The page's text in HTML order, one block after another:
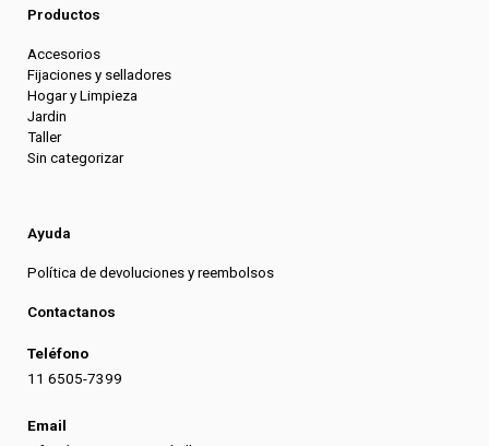
Productos
Accesorios
Fijaciones y selladores
Hogar y Limpieza
Jardin
Taller
Sin categorizar
Ayuda
Política de devoluciones y reembolsos
Contactanos
Teléfono
11 6505-7399
Email